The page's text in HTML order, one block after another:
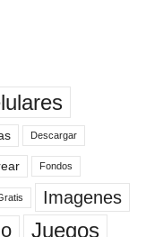
Descargar
Fondos
Imagenes
Juegos